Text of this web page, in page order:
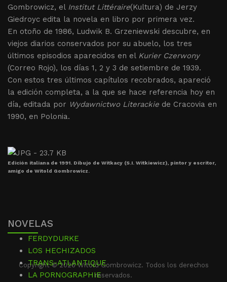
Gombrowicz, el Institut Littéraire(Kultura) de Jerzy
Giedroyc edita la novela en libro por primera vez.
En otoño de 1986, Ludwik B. Grzeniewski descubre, en
viejos diarios conservados por su abuelo, los tres
últimos episodios aparecidos en el Kurier Czerwony
(Correo Rojo), los días 1, 2 y 3 de setiembre de 1939.
Con estos tres últimos capítulos recobrados, apareció
la edición completa, a la que se hace referencia hoy en
día, editada por Wydawnictwo Literackie de Cracovia en
1990, en Polonia.
Edición italiana de 1991. Dibujo de Witkacy (S.I. Witkiewicz), pintor y escritor,
amigo de Witold Gombrowicz.
NOVELAS
FERDYDURKE
LOS HECHIZADOS
TRANS-ATLANTIQUE
LA PORNOGRAPHIE
Copyright © 2026 Witold Gombrowicz. Todos los derechos
reservados.